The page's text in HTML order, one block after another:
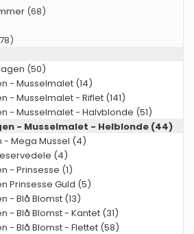
(68)
(50)
- Musselmalet (14)
- Musselmalet - Riflet (141)
- Musselmalet - Halvblonde (51)
- Musselmalet - Helblonde (44)
- Mega Mussel (4)
(4)
- Prinsesse (1)
Prinsesse Guld (5)
- Blå Blomst (13)
- Blå Blomst - Kantet (31)
- Blå Blomst - Flettet (58)